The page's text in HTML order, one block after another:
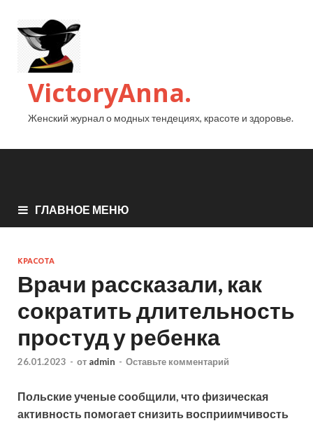
VictoryAnna.
Женский журнал о модных тендециях, красоте и здоровье.
ГЛАВНОЕ МЕНЮ
КРАСОТА
Врачи рассказали, как
сократить длительность
простуд у ребенка
26.01.2023 - от admin - Оставьте комментарий
Польские ученые сообщили, что физическая
активность помогает снизить восприимчивость